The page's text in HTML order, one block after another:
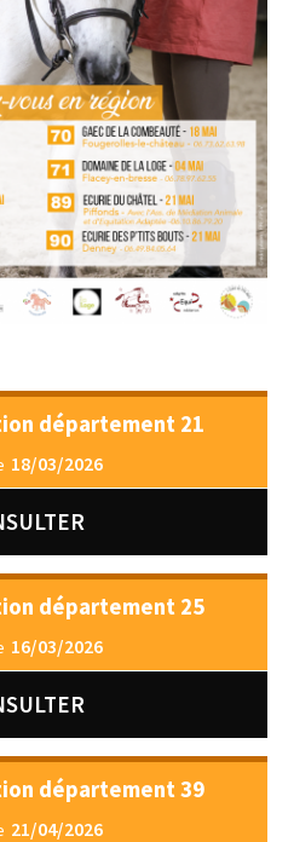
département 21
18/03/2026
département 25
16/03/2026
département 39
21/04/2026